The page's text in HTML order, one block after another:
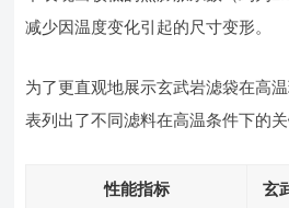
减少因温度变化引起的尺寸变形。
为了更直观地展示玄武岩滤袋在高
表列出了不同滤料在高温条件下的关
性能指标
玄